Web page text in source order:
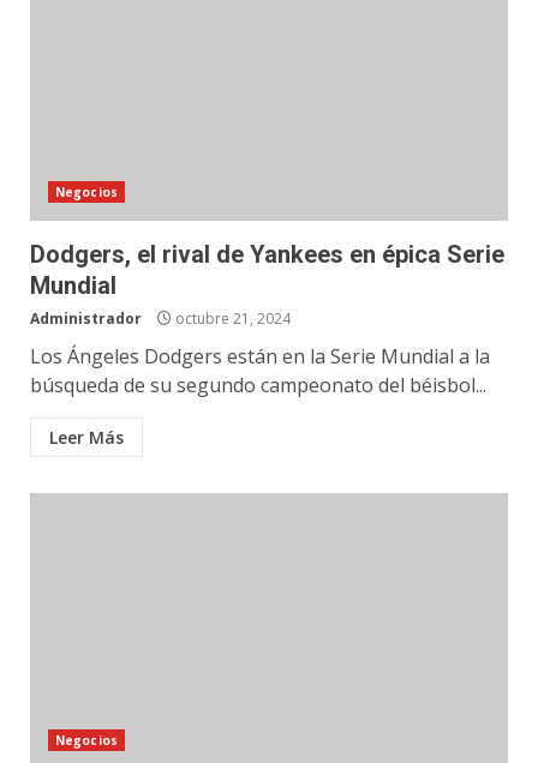
Negocios
Dodgers, el rival de Yankees en épica Serie
Mundial
Administrador octubre 21, 2024
Los Ángeles Dodgers están en la Serie Mundial a la
búsqueda de su segundo campeonato del béisbol...
Leer Más
Negocios